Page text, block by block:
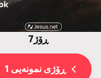
7ڕۆژ
ڕۆژی نمونەیی 1